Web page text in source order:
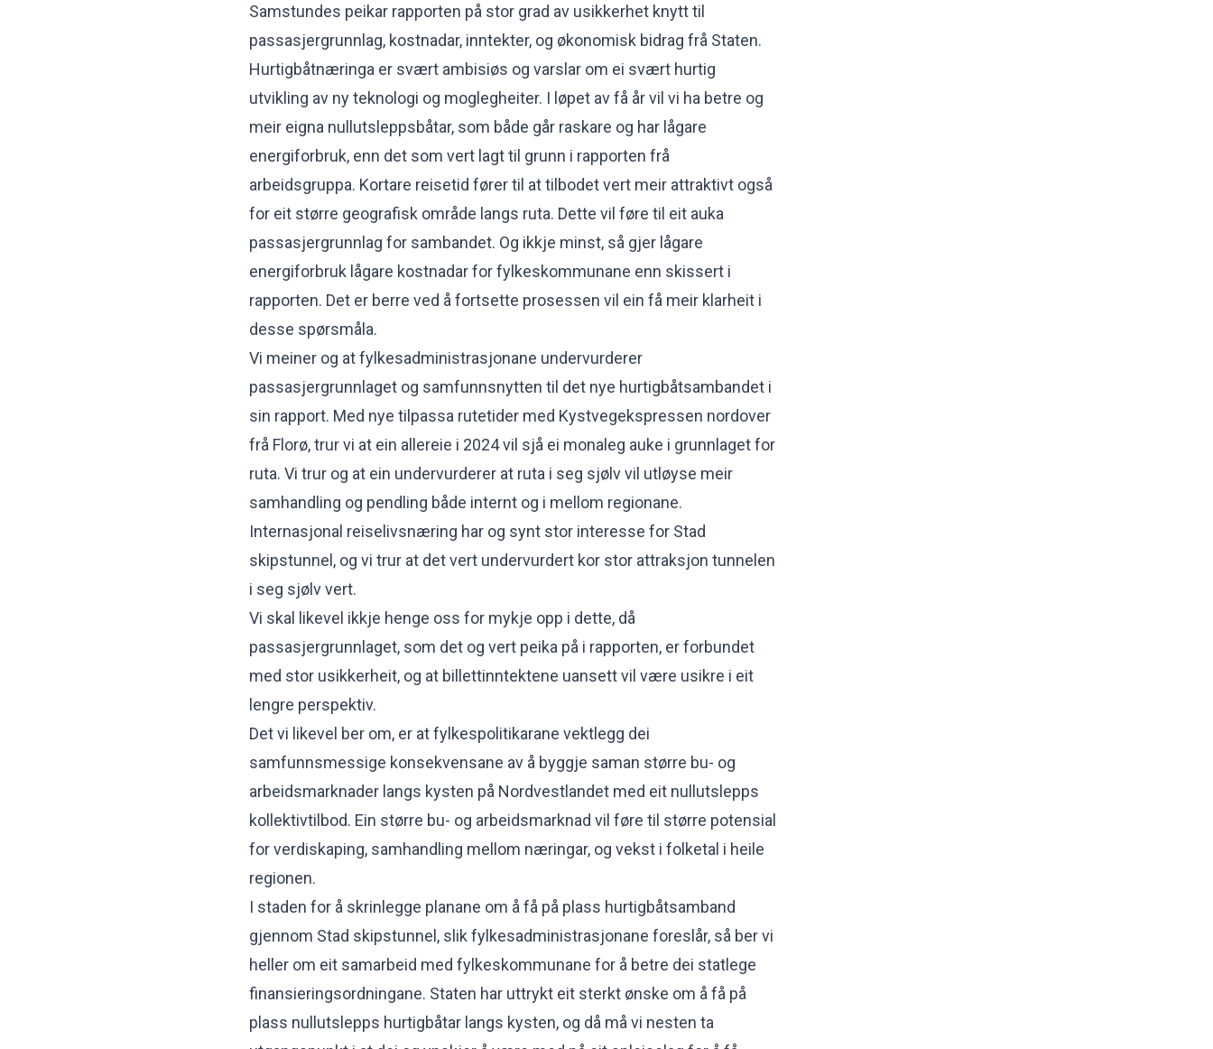
Samstundes peikar rapporten på stor grad av usikkerhet knytt til
passasjergrunnlag, kostnadar, inntekter, og økonomisk bidrag frå Staten.
Hurtigbåtnæringa er svært ambisiøs og varslar om ei svært hurtig
utvikling av ny teknologi og moglegheiter. I løpet av få år vil vi ha betre og
meir eigna nullutsleppsbåtar, som både går raskare og har lågare
energiforbruk, enn det som vert lagt til grunn i rapporten frå
arbeidsgruppa. Kortare reisetid fører til at tilbodet vert meir attraktivt også
for eit større geografisk område langs ruta. Dette vil føre til eit auka
passasjergrunnlag for sambandet. Og ikkje minst, så gjer lågare
energiforbruk lågare kostnadar for fylkeskommunane enn skissert i
rapporten. Det er berre ved å fortsette prosessen vil ein få meir klarheit i
desse spørsmåla.
Vi meiner og at fylkesadministrasjonane undervurderer
passasjergrunnlaget og samfunnsnytten til det nye hurtigbåtsambandet i
sin rapport. Med nye tilpassa rutetider med Kystvegekspressen nordover
frå Florø, trur vi at ein allereie i 2024 vil sjå ei monaleg auke i grunnlaget for
ruta. Vi trur og at ein undervurderer at ruta i seg sjølv vil utløyse meir
samhandling og pendling både internt og i mellom regionane.
Internasjonal reiselivsnæring har og synt stor interesse for Stad
skipstunnel, og vi trur at det vert undervurdert kor stor attraksjon tunnelen
i seg sjølv vert.
Vi skal likevel ikkje henge oss for mykje opp i dette, då
passasjergrunnlaget, som det og vert peika på i rapporten, er forbundet
med stor usikkerheit, og at billettinntektene uansett vil være usikre i eit
lengre perspektiv.
Det vi likevel ber om, er at fylkespolitikarane vektlegg dei
samfunnsmessige konsekvensane av å byggje saman større bu- og
arbeidsmarknader langs kysten på Nordvestlandet med eit nullutslepps
kollektivtilbod. Ein større bu- og arbeidsmarknad vil føre til større potensial
for verdiskaping, samhandling mellom næringar, og vekst i folketal i heile
regionen.
I staden for å skrinlegge planane om å få på plass hurtigbåtsamband
gjennom Stad skipstunnel, slik fylkesadministrasjonane foreslår, så ber vi
heller om eit samarbeid med fylkeskommunane for å betre dei statlege
finansieringsordningane. Staten har uttrykt eit sterkt ønske om å få på
plass nullutslepps hurtigbåtar langs kysten, og då må vi nesten ta